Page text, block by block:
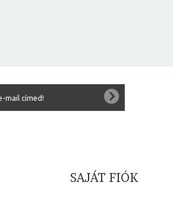
SAJÁT FIÓK